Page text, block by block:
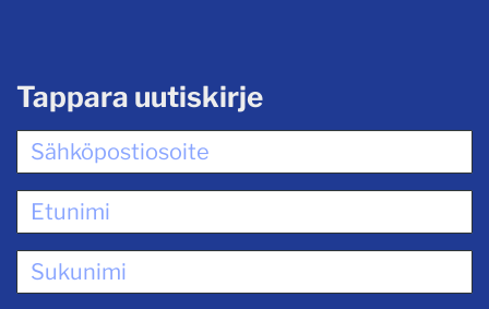
Tappara uutiskirje